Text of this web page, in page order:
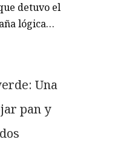
detuvo el
lógica…
Una
pan y